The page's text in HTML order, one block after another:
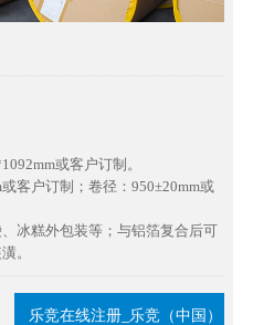
或客户订制。
客户订制；卷径：950±20mm或
冰糕外包装等；与铝箔复合后可
。
乐竞在线注册_乐竞（中国）